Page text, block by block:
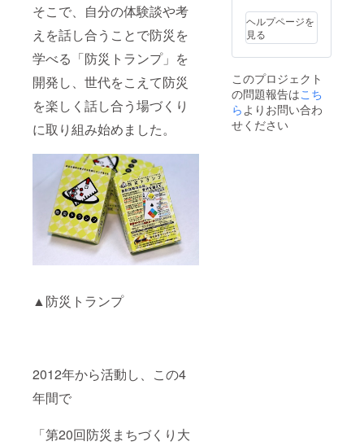
そこで、自分の体験談や考
えを話し合うことで防災を
学べる「防災トランプ」を
開発し、世代をこえて防災
を楽しく話し合う場づくり
に取り組み始めました。
▲防災トランプ
2012年から活動し、この4
年間で
「第20回防災まちづくり大
プレイ
リー
ダーで
行わせ
ます。
カー
（白・
青・ス
ペシャ
横浜
版・防
災トラ
ンプ5個
を同封
版・防
災トラ
ンプ」
の外箱
ンサー
名義を
掲載さ
せて頂
きま
ヘルプページを
見る
このプロジェクト
の問題報告はこち
らよりお問い合わ
せください